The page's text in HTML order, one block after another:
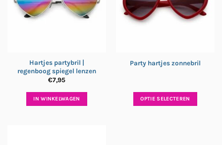
Hartjes partybril |
regenboog spiegel lenzen
€7,95
IN WINKELWAGEN
Party hartjes zonnebril
OPTIE SELECTEREN